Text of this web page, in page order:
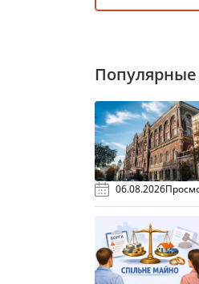
Популярные
06.08.2026